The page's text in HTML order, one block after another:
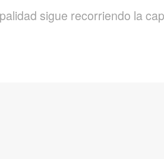
sigue recorriendo la